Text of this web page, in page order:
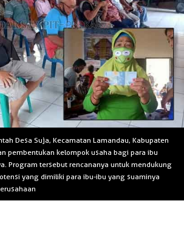
Desa Suja, Kecamatan Lamandau, Kabupaten
pembentukan kelompok usaha bagi para ibu
Program tersebut rencananya untuk mendukung
yang dimiliki para ibu-ibu yang suaminya